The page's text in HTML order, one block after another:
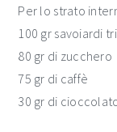
Per lo strato
100 gr savoiardi
80 gr di zucchero
75 gr di caffè
30 gr di